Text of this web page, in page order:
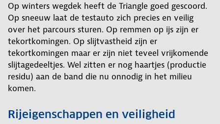
Op winters wegdek heeft de Triangle goed gescoord.
Op sneeuw laat de testauto zich precies en veilig
over het parcours sturen. Op remmen op ijs zijn er
tekortkomingen. Op slijtvastheid zijn er
tekortkomingen maar er zijn niet teveel vrijkomende
slijtagedeeltjes. Wel zitten er nog haartjes (productie
residu) aan de band die nu onnodig in het milieu
komen.
Rijeigenschappen en veiligheid